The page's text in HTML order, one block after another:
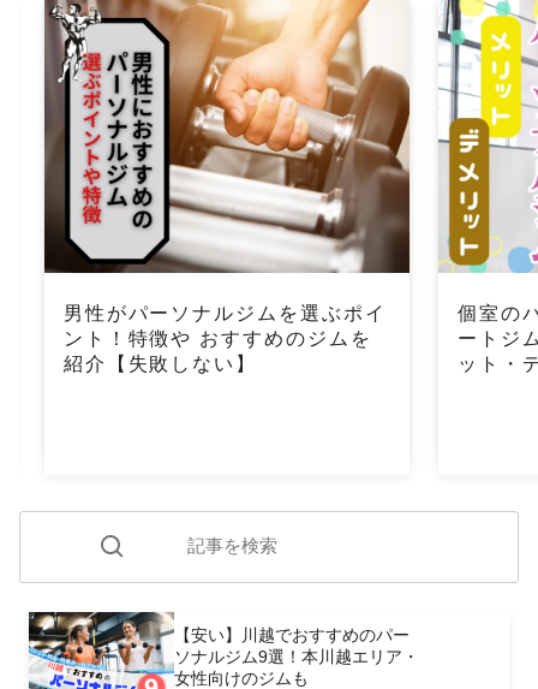
【安い】川越でおすすめのパー
ソナルジム9選！本川越エリア・
女性向けのジムも
男性がパーソナルジムを選ぶポイ
ント！特徴や おすすめのジムを
紹介【失敗しない】
個室の
ートジ
ット・